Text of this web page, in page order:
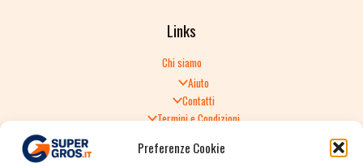
Preferenze Cookie
Links
Chi siamo
Aiuto
Contatti
Termini e Condizioni
Politica di Reso